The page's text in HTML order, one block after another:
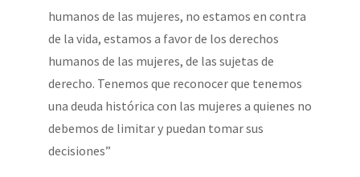
humanos de las mujeres, no estamos en contra
de la vida, estamos a favor de los derechos
humanos de las mujeres, de las sujetas de
derecho. Tenemos que reconocer que tenemos
una deuda histórica con las mujeres a quienes no
debemos de limitar y puedan tomar sus
decisiones”